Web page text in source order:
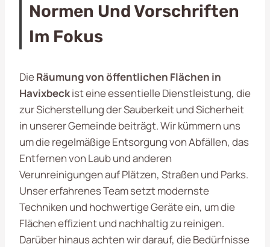
Normen Und Vorschriften
Im Fokus
DieRäumung von öffentlichen Flächen in
Havixbeckist eine essentielle Dienstleistung, die
zur Sicherstellung der Sauberkeit und Sicherheit
in unserer Gemeinde beiträgt. Wir kümmern uns
um die regelmäßige Entsorgung von Abfällen, das
Entfernen von Laub und anderen
Verunreinigungen auf Plätzen, Straßen und Parks.
Unser erfahrenes Team setzt modernste
Techniken und hochwertige Geräte ein, um die
Flächen effizient und nachhaltig zu reinigen.
Darüber hinaus achten wir darauf, die Bedürfnisse